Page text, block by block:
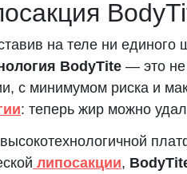
на теле ни
BodyTite — это не
с минимумом риска и
: теперь жир можно
липосакции,